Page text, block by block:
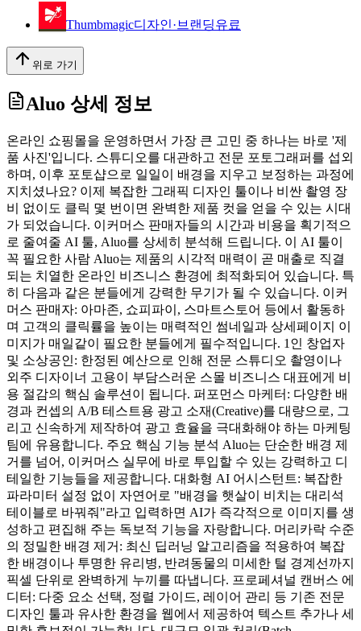
Thumbmagic디자인·브랜딩유료
위로 가기
Aluo 상세 정보
온라인 쇼핑몰을 운영하면서 가장 큰 고민 중 하나는 바로 '제
품 사진'입니다. 스튜디오를 대관하고 전문 포토그래퍼를 섭외
하며, 이후 포토샵으로 일일이 배경을 지우고 보정하는 과정에
지치셨나요? 이제 복잡한 그래픽 디자인 툴이나 비싼 촬영 장
비 없이도 클릭 몇 번이면 완벽한 제품 컷을 얻을 수 있는 시대
가 되었습니다. 이커머스 판매자들의 시간과 비용을 획기적으
로 줄여줄 AI 툴, Aluo를 상세히 분석해 드립니다. 이 AI 툴이
꼭 필요한 사람 Aluo는 제품의 시각적 매력이 곧 매출로 직결
되는 치열한 온라인 비즈니스 환경에 최적화되어 있습니다. 특
히 다음과 같은 분들에게 강력한 무기가 될 수 있습니다. 이커
머스 판매자: 아마존, 쇼피파이, 스마트스토어 등에서 활동하
며 고객의 클릭률을 높이는 매력적인 썸네일과 상세페이지 이
미지가 매일같이 필요한 분들에게 필수적입니다. 1인 창업자
및 소상공인: 한정된 예산으로 인해 전문 스튜디오 촬영이나
외주 디자이너 고용이 부담스러운 스몰 비즈니스 대표에게 비
용 절감의 핵심 솔루션이 됩니다. 퍼포먼스 마케터: 다양한 배
경과 컨셉의 A/B 테스트용 광고 소재(Creative)를 대량으로, 그
리고 신속하게 제작하여 광고 효율을 극대화해야 하는 마케팅
팀에 유용합니다. 주요 핵심 기능 분석 Aluo는 단순한 배경 제
거를 넘어, 이커머스 실무에 바로 투입할 수 있는 강력하고 디
테일한 기능들을 제공합니다. 대화형 AI 어시스턴트: 복잡한
파라미터 설정 없이 자연어로 "배경을 햇살이 비치는 대리석
테이블로 바꿔줘"라고 입력하면 AI가 즉각적으로 이미지를 생
성하고 편집해 주는 독보적 기능을 자랑합니다. 머리카락 수준
의 정밀한 배경 제거: 최신 딥러닝 알고리즘을 적용하여 복잡
한 배경이나 투명한 유리병, 반려동물의 미세한 털 경계선까지
픽셀 단위로 완벽하게 누끼를 따냅니다. 프로페셔널 캔버스 에
디터: 다중 요소 선택, 정렬 가이드, 레이어 관리 등 기존 전문
디자인 툴과 유사한 환경을 웹에서 제공하여 텍스트 추가나 세